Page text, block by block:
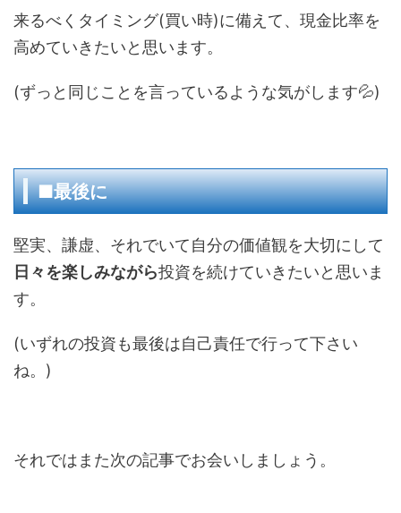
来るべくタイミング(買い時)に備えて、現金比率を
高めていきたいと思います。
(ずっと同じことを言っているような気がします💦)
■最後に
堅実、謙虚、それでいて自分の価値観を大切にして
日々を楽しみながら投資を続けていきたいと思いま
す。
(いずれの投資も最後は自己責任で行って下さい
ね。)
それではまた次の記事でお会いしましょう。